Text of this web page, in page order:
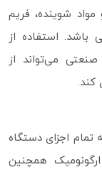
شوینده، فریم
استفاده از
می‌تواند از
کند.
تمام اجزای دستگاه
همچنین